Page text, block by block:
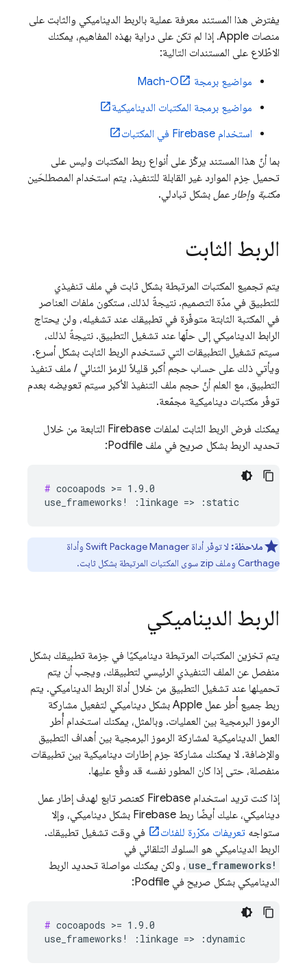
يفترض هذا المستند معرفة عملية بالربط الديناميكي والثابت على
منصات Apple. إذا لم تكن على دراية بهذه المفاهيم، يمكنك
الاطّلاع على المستندات التالية:
مواضيع برمجة Mach-O
مواضيع برمجة المكتبات الديناميكية
استخدام Firebase في المكتبات
بما أنّ هذا المستند يركّز على أنواع ربط المكتبات وليس على
تحميل حِزم الموارد غير القابلة للتنفيذ، يتم استخدام المصطلحَين
مكتبة وإطار عمل بشكل تبادلي.
الربط الثابت
يتم تجميع المكتبات المرتبطة بشكل ثابت في ملف تنفيذي
للتطبيق في مدّة التصميم. نتيجةً لذلك، ستكون ملفات العناصر
في المكتبة الثابتة متوفّرة في تطبيقك عند تشغيله، ولن يحتاج
الرابط الديناميكي إلى حلّها عند تشغيل التطبيق. نتيجةً لذلك،
سيتم تشغيل التطبيقات التي تستخدم الربط الثابت بشكل أسرع.
ويأتي ذلك على حساب حجم أكبر قليلاً للرمز الثنائي / ملف تنفيذ
التطبيق، مع العلم أنّ حجم ملف التنفيذ الأكبر سيتم تعويضه بعدم
توفّر مكتبات ديناميكية مجمّعة.
يمكنك فرض الربط الثابت لملفات Firebase التابعة من خلال
تحديد الربط بشكل صريح في ملف Podfile:
# cocoapods >= 1.9.0
ملاحظة:
لا توفّر أداة Swift Package Manager وأداة
Carthage وملف zip سوى المكتبات المرتبطة بشكل ثابت.
الربط الديناميكي
يتم تخزين المكتبات المرتبطة ديناميكيًا في حِزمة تطبيقك بشكل
منفصل عن الملف التنفيذي الرئيسي لتطبيقك، ويجب أن يتم
تحميلها عند تشغيل التطبيق من خلال أداة الربط الديناميكي. يتم
ربط جميع أُطر عمل Apple بشكل ديناميكي لتفعيل مشاركة
الرموز البرمجية بين العمليات. وبالمثل، يمكنك استخدام أُطر
العمل الديناميكية لمشاركة الرموز البرمجية بين أهداف التطبيق
والإضافة. لا يمكنك مشاركة حِزم إطارات ديناميكية بين تطبيقات
منفصلة، حتى إذا كان المطور نفسه قد وقّع عليها.
إذا كنت تريد استخدام Firebase كعنصر تابع لهدف إطار عمل
ديناميكي، عليك أيضًا ربط Firebase بشكل ديناميكي، وإلا
ستواجه تعريفات مكرّرة للفئات
في وقت تشغيل تطبيقك.
الربط الديناميكي هو السلوك التلقائي في
use_frameworks! ، ولكن يمكنك مواصلة تحديد الربط
الديناميكي بشكل صريح في Podfile:
# cocoapods >= 1.9.0